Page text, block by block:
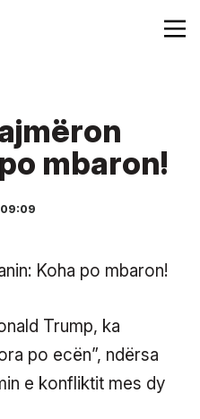
mbaron!
09:09
Trump, ka
po ecën”, ndërsa
e konfliktit mes dy